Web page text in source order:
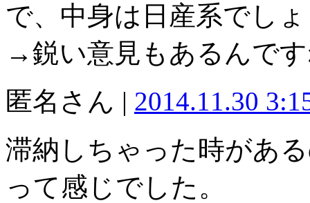
で、中身は日産系でし
→鋭い意見もあるんで
匿名さん | 2014.11.30
滞納しちゃった時があ
って感じでした。